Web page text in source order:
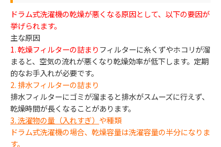
ドラム式洗濯機の乾燥が悪くなる原因として、以下の要因が
挙げられます。
主な原因
1. 乾燥フィルターの詰まりフィルターに糸くずやホコリが溜
まると、空気の流れが悪くなり乾燥効率が低下します。定期
的なお手入れが必要です。
2. 排水フィルターの詰まり
排水フィルターにゴミが溜まると排水がスムーズに行えず、
乾燥時間が長くなることがあります。
3.洗濯物の量（入れすぎ） や種類
ドラム式洗濯機の場合、乾燥容量は洗濯容量の半分になりま
す。